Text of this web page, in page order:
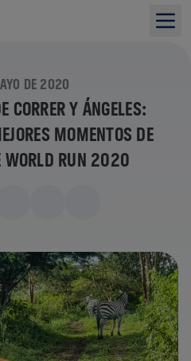
DE 2020
CORRER Y ÁNGELES:
MOMENTOS DE
WORLD RUN 2020